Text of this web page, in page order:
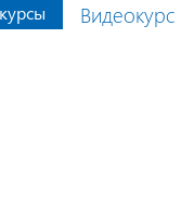
Видеокурс